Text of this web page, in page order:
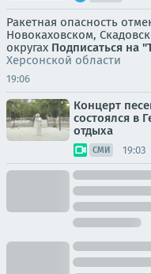
Ракетная опасность
Новокаховском,
округах Подписаться на
Херсонской области
19:06
Концерт
состоялся в
отдыха
СМИ 19:03